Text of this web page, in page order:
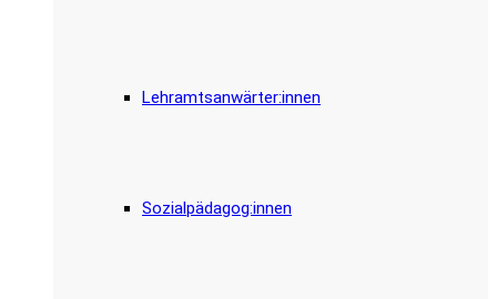
Lehramtsanwärter:innen
Sozialpädagog:innen